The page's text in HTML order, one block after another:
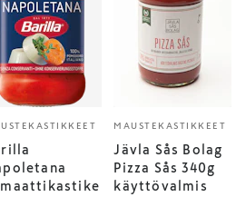
MAUSTEKASTIKKEET
Jävla Sås Bolag
Pizza Sås 340g
käyttövalmis